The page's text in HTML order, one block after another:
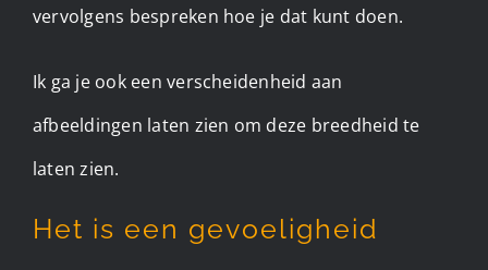
vervolgens bespreken hoe je dat kunt doen.
Ik ga je ook een verscheidenheid aan
afbeeldingen laten zien om deze breedheid te
laten zien.
Het is een gevoeligheid